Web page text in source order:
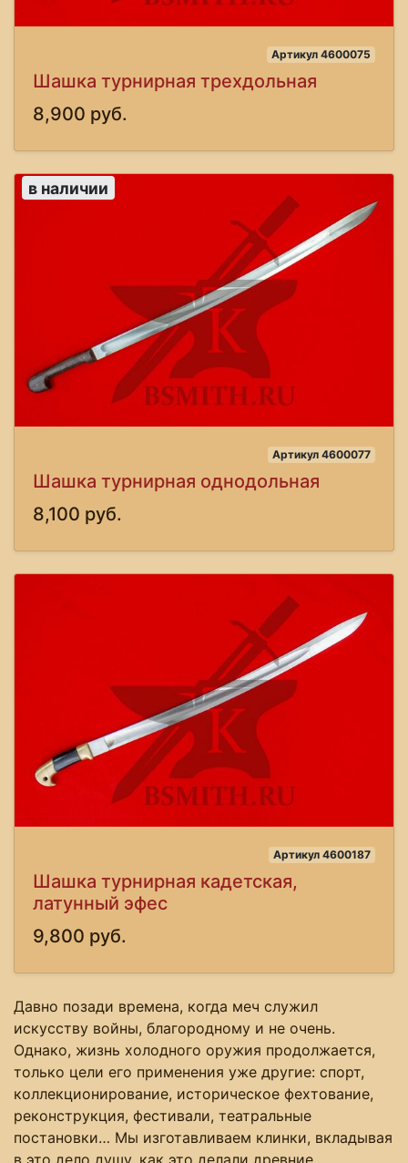
Артикул 4600075
Шашка турнирная трехдольная
8,900 руб.
в наличии
Артикул 4600077
Шашка турнирная однодольная
8,100 руб.
Артикул 4600187
Шашка турнирная кадетская,
латунный эфес
9,800 руб.
Давно позади времена, когда меч служил
искусству войны, благородному и не очень.
Однако, жизнь холодного оружия продолжается,
только цели его применения уже другие: спорт,
коллекционирование, историческое фехтование,
реконструкция, фестивали, театральные
постановки… Мы изготавливаем клинки, вкладывая